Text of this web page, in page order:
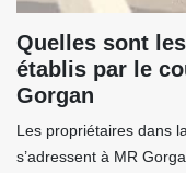
Quelles sont
établis par le
Gorgan
Les propriétaires dans
s’adressent à MR